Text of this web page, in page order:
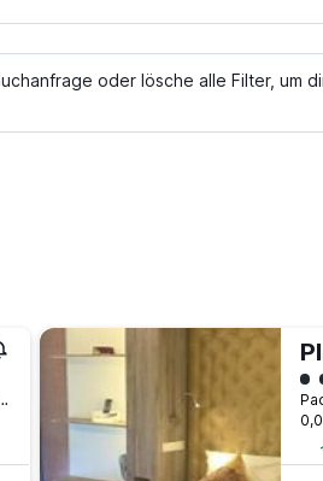
oder lösche alle Filter, um
Westfalen, Deutschland